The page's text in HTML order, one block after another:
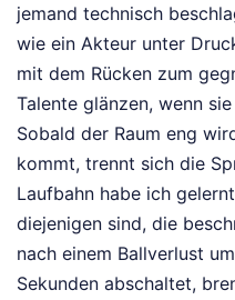
jemand technisch
wie ein Akteur unter
mit dem Rücken zum
Talente glänzen, wenn
Sobald der Raum eng
kommt, trennt sich die
Laufbahn habe ich
diejenigen sind, die
nach einem Ballverlust
Sekunden abschaltet,